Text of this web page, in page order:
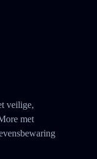
veilige,
met